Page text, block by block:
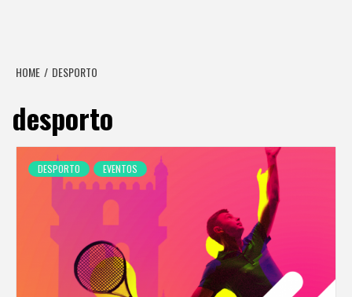
HOME DESPORTO
desporto
DESPORTO EVENTOS